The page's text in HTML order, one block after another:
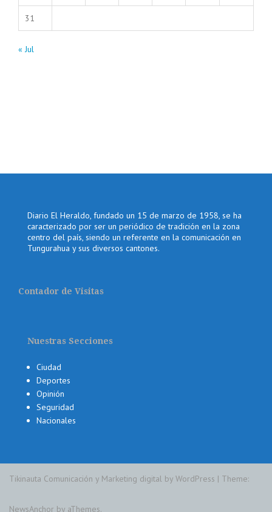
31
« Jul
Diario El Heraldo, fundado un 15 de marzo de 1958, se ha
caracterizado por ser un periódico de tradición en la zona
centro del país, siendo un referente en la comunicación en
Tungurahua y sus diversos cantones.
Contador de Visitas
Nuestras Secciones
Ciudad
Deportes
Opinión
Seguridad
Nacionales
Tikinauta Comunicación y Marketing digital by WordPress | Theme:
NewsAnchor by aThemes.